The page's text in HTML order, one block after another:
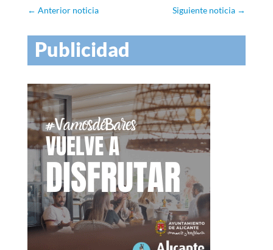
← Anterior noticia Siguiente noticia →
Publicidad